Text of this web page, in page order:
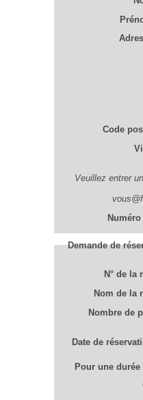
Code
Veuillez entrer
Demande de
N° de la
Nom de la
Nombre de
Date de
Pour une durée